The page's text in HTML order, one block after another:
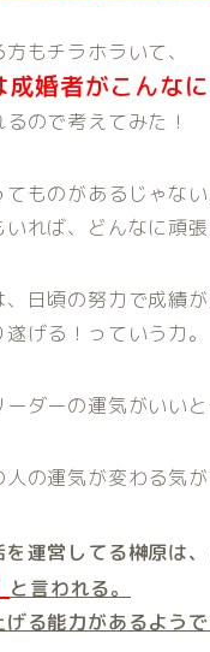
もチラホラいて、
婚者がこんな
ので考えてみた！
ものがあるじゃない
れば、どんなに頑
日頃の努力で成績
げる！っていう力。
ダーの運気がいい
の運気が変わる気が
運営してる榊原は
と言われる。
る能力があるよう